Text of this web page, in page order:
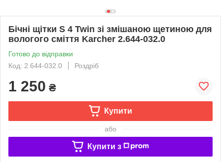
Бічні щітки S 4 Twin зі змішаною щетиною для
вологого сміття Karcher 2.644-032.0
Готово до відправки
Код: 2.644-032.0
Роздріб
1 250 ₴
Купити
або
Купити з